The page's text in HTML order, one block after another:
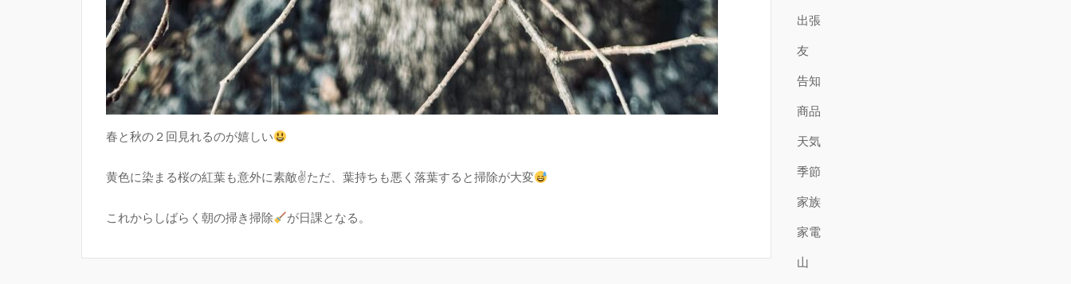
春と秋の２回見れるのが嬉しい
黄色に染まる桜の紅葉も意外に素敵✌ただ、葉持ちも悪く落葉すると掃除が大変
これからしばらく朝の掃き掃除 が日課となる。
出張
友
告知
商品
天気
季節
家族
家電
山